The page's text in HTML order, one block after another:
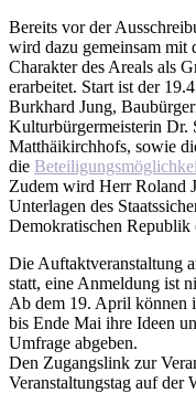
Bereits vor der
wird dazu gemeinsam mit
Charakter des Areals als
erarbeitet. Start ist der
Burkhard Jung,
Kulturbürgermeisterin Dr.
Matthäikirchhofs, sowie
die
Zudem wird Herr Roland
Unterlagen des
Demokratischen
Die Auftaktveranstaltung
statt, eine Anmeldung ist
Ab dem 19. April können
bis Ende Mai ihre Ideen
Umfrage abgeben.
Den Zugangslink zur
Veranstaltungstag auf der